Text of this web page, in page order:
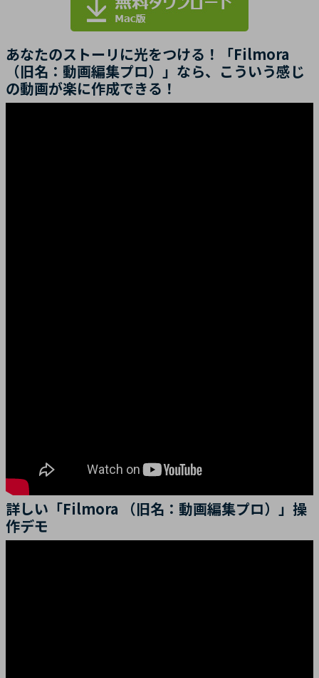
あなたのストーリに光をつける！「Filmora
（旧名：動画編集プロ）」なら、こういう感じ
の動画が楽に作成できる！
詳しい「Filmora （旧名：動画編集プロ）」操
作デモ